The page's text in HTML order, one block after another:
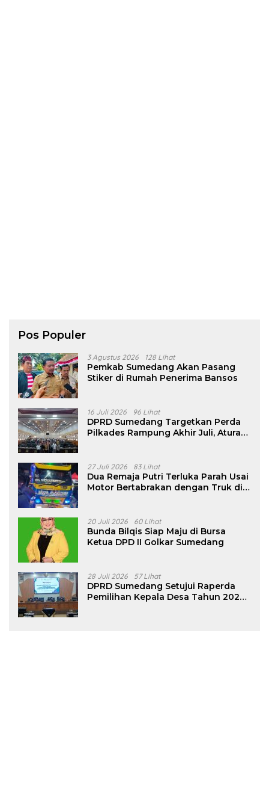
Pos Populer
3 Agustus 2026 128 Lihat
Pemkab Sumedang Akan Pasang
Stiker di Rumah Penerima Bansos
16 Juli 2026 96 Lihat
DPRD Sumedang Targetkan Perda
Pilkades Rampung Akhir Juli, Aturan
27 Juli 2026 83 Lihat
Dua Remaja Putri Terluka Parah Usai
Motor Bertabrakan dengan Truk di
20 Juli 2026 60 Lihat
Bunda Bilqis Siap Maju di Bursa
Ketua DPD II Golkar Sumedang
28 Juli 2026 57 Lihat
DPRD Sumedang Setujui Raperda
Pemilihan Kepala Desa Tahun 2026